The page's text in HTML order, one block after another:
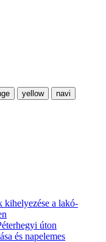
yellow
navi
kihelyezése a lakó-
úton
és napelemes